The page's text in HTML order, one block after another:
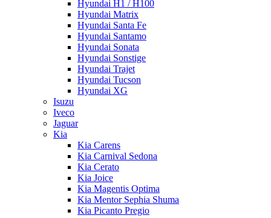
Hyundai H1 / H100
Hyundai Matrix
Hyundai Santa Fe
Hyundai Santamo
Hyundai Sonata
Hyundai Sonstige
Hyundai Trajet
Hyundai Tucson
Hyundai XG
Isuzu
Iveco
Jaguar
Kia
Kia Carens
Kia Carnival Sedona
Kia Cerato
Kia Joice
Kia Magentis Optima
Kia Mentor Sephia Shuma
Kia Picanto Pregio